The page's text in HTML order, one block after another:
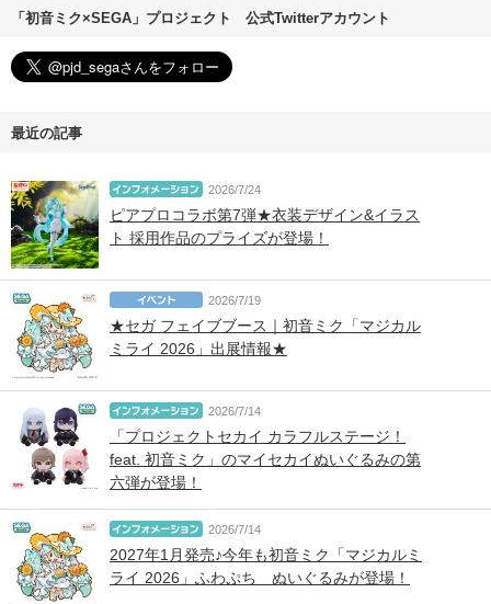
「初音ミク×SEGA」プロジェクト 公式Twitterアカウント
最近の記事
2026/7/24
ピアプロコラボ第7弾★衣装デザイン&イラス
ト 採用作品のプライズが登場！
2026/7/19
★セガ フェイブブース｜初音ミク「マジカル
ミライ 2026」出展情報★
2026/7/14
「プロジェクトセカイ カラフルステージ！
feat. 初音ミク」のマイセカイぬいぐるみの第
六弾が登場！
2026/7/14
2027年1月発売♪今年も初音ミク「マジカルミ
ライ 2026」ふわぷち ぬいぐるみが登場！